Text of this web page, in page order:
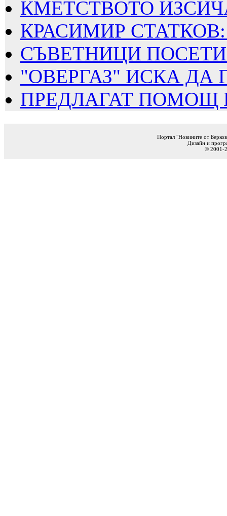
КМЕТСТВОТО
КРАСИМИР
СЪВЕТНИЦИ
"ОВЕРГАЗ" ИСКА ДА
ПРЕДЛАГАТ ПОМОЩ
Портал "Новините от
Дизайн и
© 2001-